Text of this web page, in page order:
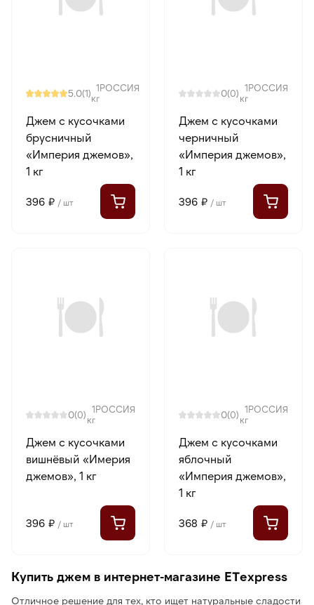
5.0(1) 1
кг
РОССИЯ
Джем с кусочками
брусничный
«Империя джемов»,
1 кг
396 ₽ / шт
0(0) 1
кг
РОССИЯ
Джем с кусочками
черничный
«Империя джемов»,
1 кг
396 ₽ / шт
0(0) 1
кг
РОССИЯ
Джем с кусочками
вишнёвый «Имерия
джемов», 1 кг
396 ₽ / шт
0(0) 1
кг
РОССИЯ
Джем с кусочками
яблочный
«Империя джемов»,
1 кг
368 ₽ / шт
Купить джем в интернет-магазине ETexpress
Отличное решение для тех, кто ищет натуральные сладости